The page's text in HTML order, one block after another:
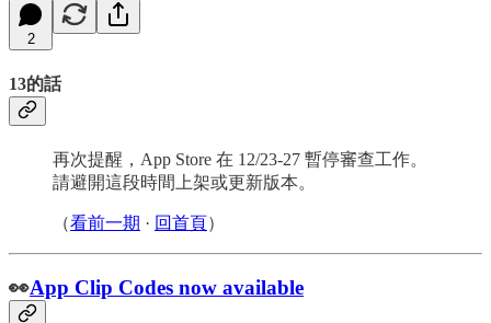
2
13的話
再次提醒，App Store 在 12/23-27 暫停審查工作。
請避開這段時間上架或更新版本。
（看前一期 · 回首頁）
👀App Clip Codes now available